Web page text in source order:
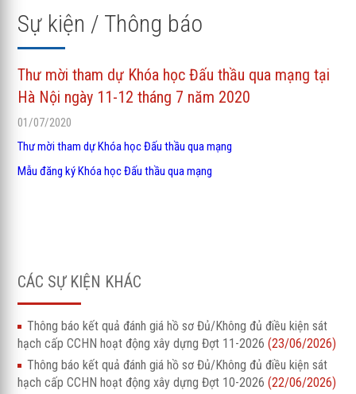
Sự kiện / Thông báo
Thư mời tham dự Khóa học Đấu thầu qua mạng tại
Hà Nội ngày 11-12 tháng 7 năm 2020
01/07/2020
Thư mời tham dự Khóa học Đấu thầu qua mạng
Mẫu đăng ký Khóa học Đấu thầu qua mạng
CÁC SỰ KIỆN KHÁC
Thông báo kết quả đánh giá hồ sơ Đủ/Không đủ điều kiện sát
hạch cấp CCHN hoạt động xây dựng Đợt 11-2026(23/06/2026)
Thông báo kết quả đánh giá hồ sơ Đủ/Không đủ điều kiện sát
hạch cấp CCHN hoạt động xây dựng Đợt 10-2026(22/06/2026)